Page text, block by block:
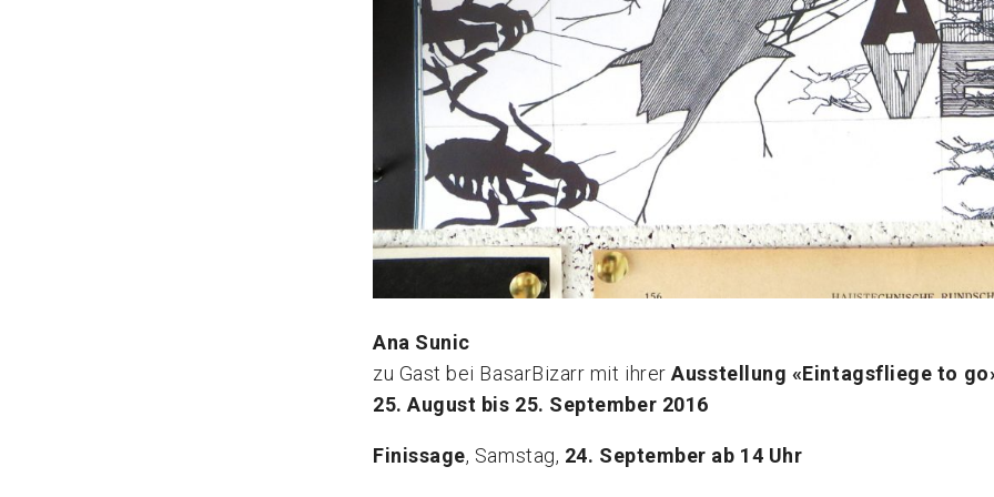
Ana Sunic
zu Gast bei BasarBizarr mit ihrer Ausstellung «Eintagsfliege to
25. August bis 25. September 2016
Finissage, Samstag, 24. September ab 14 Uhr